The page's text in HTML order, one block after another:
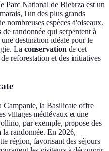
Parc National de Biebrza est un
l'un des plus grands
nombreuses espèces d'oiseaux.
randonnée qui serpentent à
une destination idéale pour le
La conservation de cet
reforestation et des initiatives
Campanie, la Basilicate offre
villages médiévaux et une
par exemple, propose des
la randonnée. En 2026,
région, favorisant des séjours